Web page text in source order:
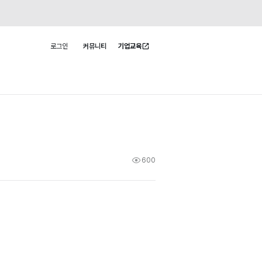
로그인 커뮤니티 기업교육
600